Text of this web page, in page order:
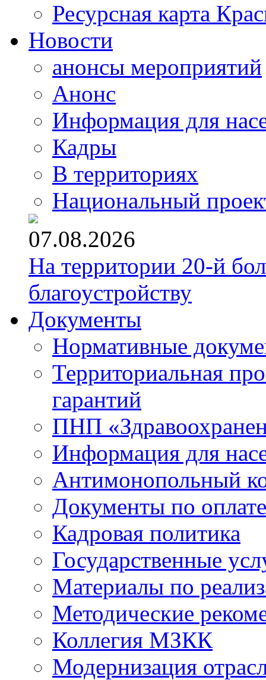
Ресурсная карта
Новости
анонсы мероприятий
Анонс
Информация для
Кадры
В территориях
Национальный
07.08.2026
На территории 20-й
благоустройству
Документы
Нормативные
Территориальная
гарантий
ПНП
Информация для
Антимонопольный
Документы по
Кадровая политика
Государственные
Материалы по
Методические
Коллегия МЗКК
Модернизация